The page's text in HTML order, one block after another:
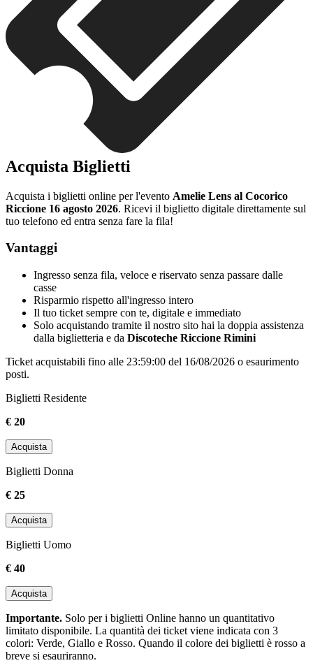
Acquista Biglietti
Acquista i biglietti online per l'evento Amelie Lens al Cocorico
Riccione 16 agosto 2026. Ricevi il biglietto digitale direttamente sul
tuo telefono ed entra senza fare la fila!
Vantaggi
Ingresso senza fila, veloce e riservato senza passare dalle
casse
Risparmio rispetto all'ingresso intero
Il tuo ticket sempre con te, digitale e immediato
Solo acquistando tramite il nostro sito hai la doppia assistenza
dalla biglietteria e da Discoteche Riccione Rimini
Ticket acquistabili fino alle 23:59:00 del 16/08/2026 o esaurimento
posti.
Biglietti Residente
€ 20
Acquista
Biglietti Donna
€ 25
Acquista
Biglietti Uomo
€ 40
Acquista
Importante. Solo per i biglietti Online hanno un quantitativo
limitato disponibile. La quantità dei ticket viene indicata con 3
colori: Verde, Giallo e Rosso. Quando il colore dei biglietti è rosso a
breve si esauriranno.